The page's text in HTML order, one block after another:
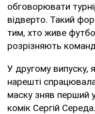
обговорювати
відверто. Такий
тим, хто живе
розрізняють
У другому випуску,
нарешті
маску зняв перший
комік Сергій